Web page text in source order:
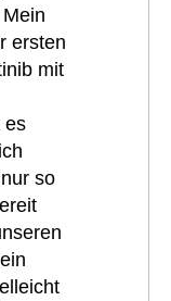
ersten
mit
es
so